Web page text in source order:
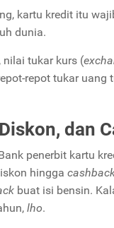
kartu kredit itu
dunia.
nilai tukar kurs (
repot tukar uang
dan
penerbit kartu
hingga
buat isi bensin.
lho.